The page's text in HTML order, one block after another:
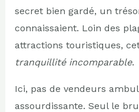
secret bien gardé, un
connaissaient. Loin des
attractions touristiques,
tranquillité incomparable.
Ici, pas de vendeurs
assourdissante. Seul le